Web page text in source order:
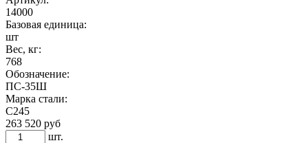
14000
Базовая единица:
шт
Вес, кг:
768
Обозначение:
ПС-35Ш
Марка стали:
С245
263 520 руб
шт.